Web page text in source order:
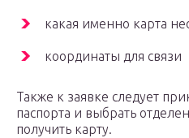
какая именно карта
координаты для связи
Также к заявке следует
паспорта и выбрать
получить карту.